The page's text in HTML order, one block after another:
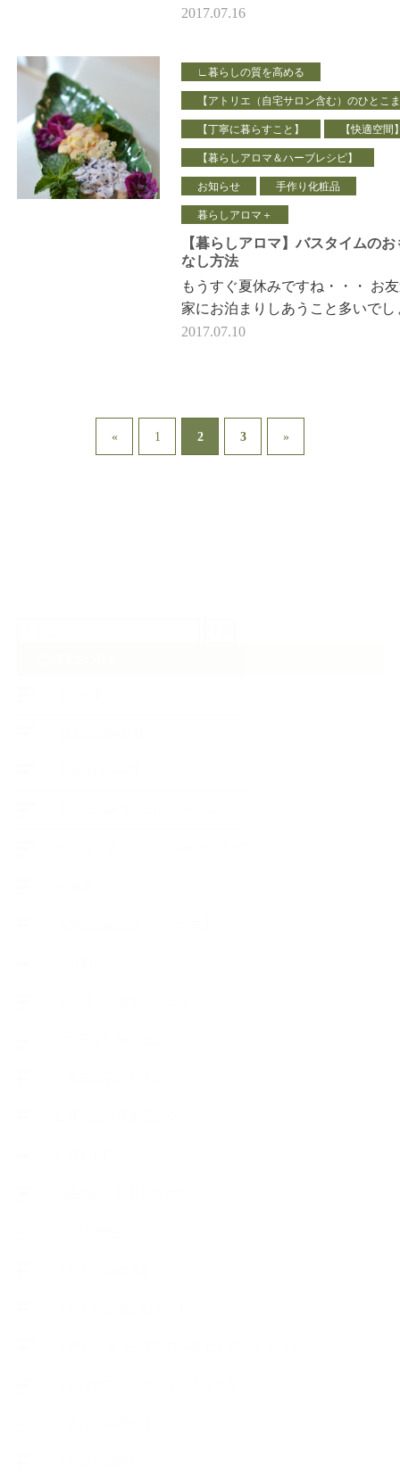
Lesson4に「糖の会」というの
2017.07.16
∟暮らしの質を高める
【アトリエ（自宅サロン含む）のひとこ
【丁寧に暮らすこと】 【快適空間
【暮らしアロマ＆ハーブレシピ】
お知らせ 手作り化粧品
暮らしアロマ＋
【暮らしアロマ】バスタイムのお
なし方法
もうすぐ夏休みですね・・・ お
家にお泊まりしあうこと多いでし
う。 家にある材料で手をかけな
2017.07.10
« 1 2 3 »